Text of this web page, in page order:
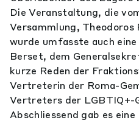
Die Veranstaltung, die
Versammlung,
wurde umfasste auch
Berset, dem
kurze Reden der
Vertreterin der Roma-
Vertreters der LGBTIQ+-
Abschliessend gab es